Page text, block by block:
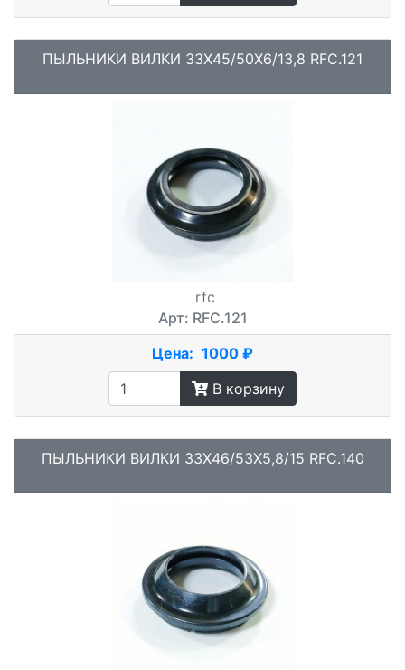
ПЫЛЬНИКИ ВИЛКИ 33X45/50X6/13,8 RFC.121
rfc
Арт: RFC.121
Цена: 1000 ₽
В корзину
ПЫЛЬНИКИ ВИЛКИ 33X46/53X5,8/15 RFC.140